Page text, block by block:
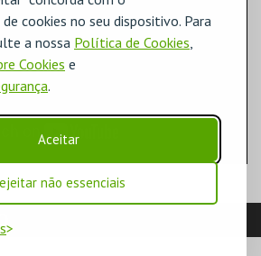
cookies no seu dispositivo. Para
a nossa Política de Cookies,
Cookies e
.
Aceitar
não essenciais